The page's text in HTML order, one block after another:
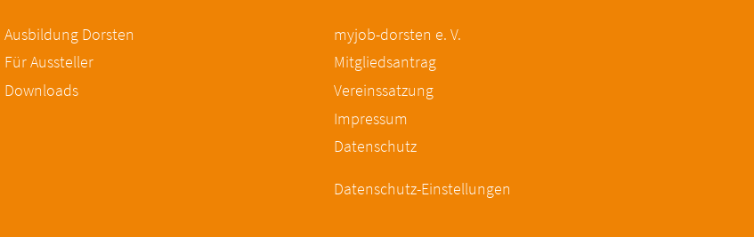
Ausbildung Dorsten
Für Aussteller
Downloads
myjob-dorsten e. V.
Mitgliedsantrag
Vereinssatzung
Impressum
Datenschutz
Datenschutz-Einstellungen